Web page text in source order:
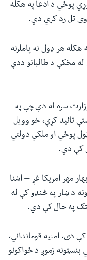
پوځي د ادعا په هکله
تل رد کړي دي.
هر ډول نه پاملرنه
له مخکې د طالبانو ددې
سره له دې چې په
تائید کړې، خو وویل
پوځي او ملکي دولتي
کې دي.
مهر امریکا غږ – اشنا
د ښار په څنډو کې له
په حال کې دي.
دی، امنیه قومانداني،
زموږ د ځواکونو